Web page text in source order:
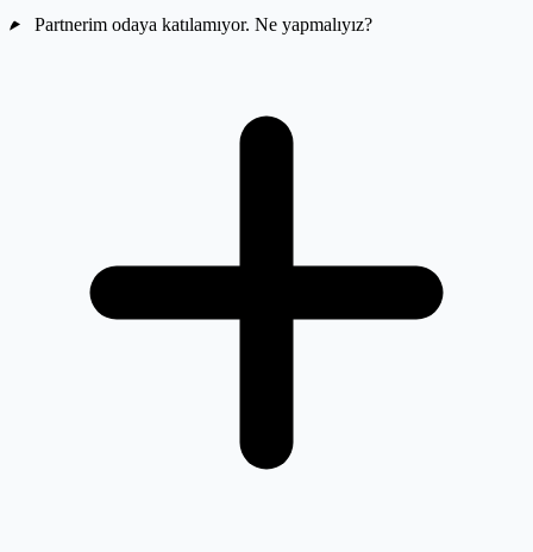
Partnerim odaya katılamıyor. Ne yapmalıyız?